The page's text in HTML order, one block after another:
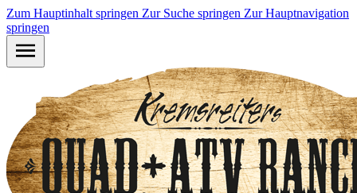
Zum Hauptinhalt springen Zur Suche springen Zur Hauptnavigation
springen